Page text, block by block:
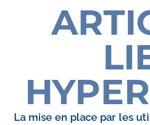
La mise en place par les